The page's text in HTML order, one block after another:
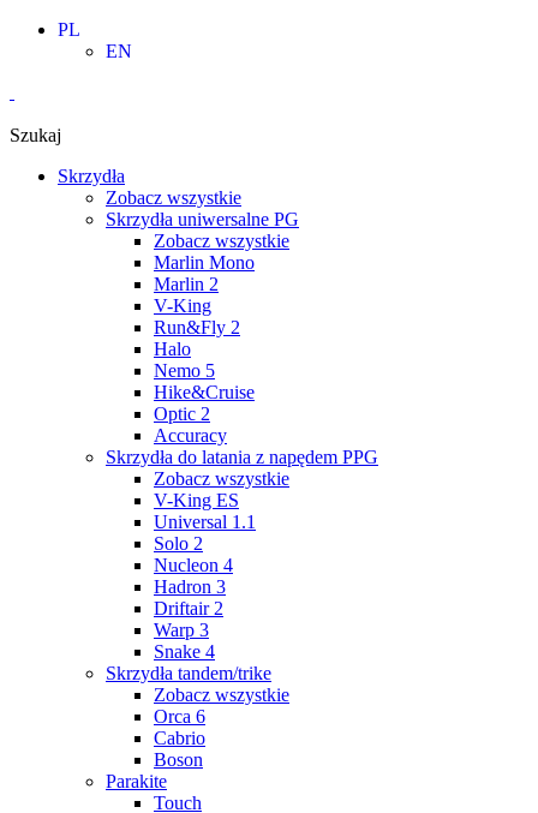
Skip
PL
EN
Szukaj
Skrzydła
Zobacz wszystkie
Skrzydła uniwersalne PG
Zobacz wszystkie
Marlin Mono
Marlin 2
V-King
Run&Fly 2
Halo
Nemo 5
Hike&Cruise
Optic 2
Accuracy
Skrzydła do latania z napędem PPG
Zobacz wszystkie
V-King ES
Universal 1.1
Solo 2
Nucleon 4
Hadron 3
Driftair 2
Warp 3
Snake 4
Skrzydła tandem/trike
Zobacz wszystkie
Orca 6
Cabrio
Boson
Parakite
Touch